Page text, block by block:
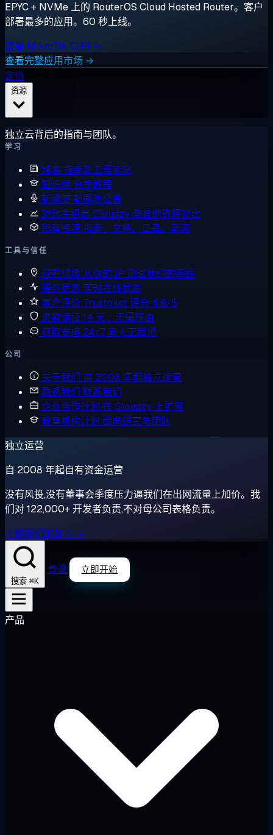
EPYC + NVMe 上的 RouterOS Cloud Hosted Router。客户
部署最多的应用。60 秒上线。
部署 MikroTik CHR →
查看完整应用市场 →
定价
独立云背后的指南与团队。
学习
博客指南与工程笔记
知识库 分步教程
新闻室 新闻与公告
对比主机商 Cloudzy 与其他选择对比
所有资源指南、文档、工具、新闻
工具与信任
观看镜像 从你的 IP 测试我们的网络
服务状态 实时在线状态
客户评价 Trustpilot 评分 4.6/5
退款保证 14 天，无需理由
获取支持 24/7 真人工程师
公司
关于我们 自 2008 年起独立运营
联系我们 联系我们
企业合作计划 在 Cloudzy 上扩展
教育机构计划 面向研究与团队
独立运营
自 2008 年起自有资金运营
没有风投,没有董事会季度压力逼我们在出网流量上加价。我
们对 122,000+ 开发者负责,不对母公司表格负责。
了解我们的故事 →
搜索 ⌘K
登录 立即开始
产品